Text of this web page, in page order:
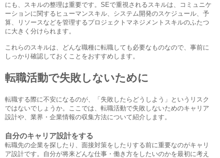
にも、スキルの整理は重要です。SEで重視されるスキルは、コミュニケ
ーションに関するヒューマンスキル、システム開発のスケジュール、予
算、リソースなどを管理するプロジェクトマネジメントスキルのふたつ
に大きく分けられます。
これらのスキルは、どんな職種に転職しても必要なものなので、事前に
しっかり確認しておくことをおすすめします。
転職活動で失敗しないために
転職する際に不安になるのが、「失敗したらどうしよう」というリスク
ではないでしょうか。ここでは、転職活動で失敗しないためのキャリア
設計や、業界・企業情報の収集方法について紹介します。
自分のキャリア設計をする
転職先の企業を探したり、面接対策をしたりする前に重要なのがキャリ
ア設計です。自分が将来どんな仕事・働き方をしたいのかを最初に考え